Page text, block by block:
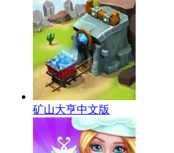
矿山大亨中文版